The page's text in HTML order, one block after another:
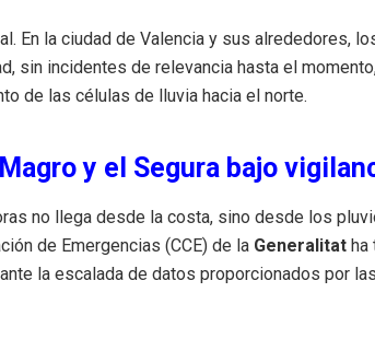
En la ciudad de Valencia y sus alrededores,
sin incidentes de relevancia hasta el
de las células de lluvia hacia el norte.
y el Segura bajo
no llega desde la costa, sino desde los
de Emergencias (CCE) de la Generalitat ha
la escalada de datos proporcionados por las